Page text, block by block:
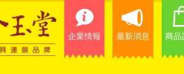
企業情報 最新消息 商品